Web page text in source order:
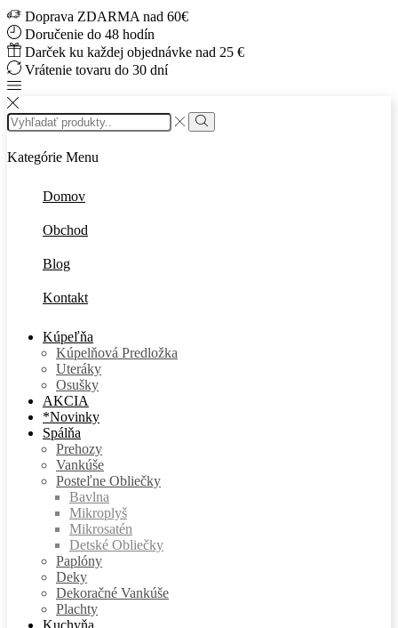
Doprava ZDARMA nad 60€
Doručenie do 48 hodín
Darček ku každej objednávke nad 25 €
Vrátenie tovaru do 30 dní
Search
input
Vyhľadávanie
Kategórie Menu
Domov
Obchod
Blog
Kontakt
Kúpeľňa
Kúpelňová Predložka
Uteráky
Osušky
AKCIA
*Novinky
Spálňa
Prehozy
Vankúše
Posteľne Obliečky
Bavlna
Mikroplyš
Mikrosatén
Detské Obliečky
Paplóny
Deky
Dekoračné Vankúše
Plachty